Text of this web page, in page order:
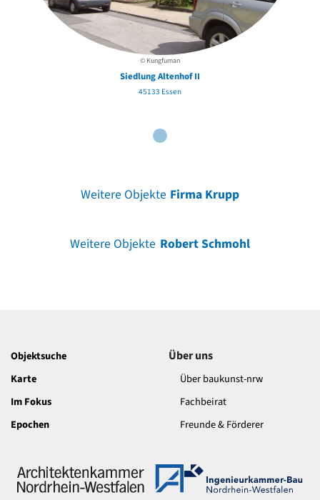
© Kungfuman
Siedlung Altenhof II
45133 Essen
Weitere Objekte Firma Krupp
Weitere Objekte Robert Schmohl
Objektsuche
Karte
Im Fokus
Epochen
Über uns
Über baukunst-nrw
Fachbeirat
Freunde & Förderer